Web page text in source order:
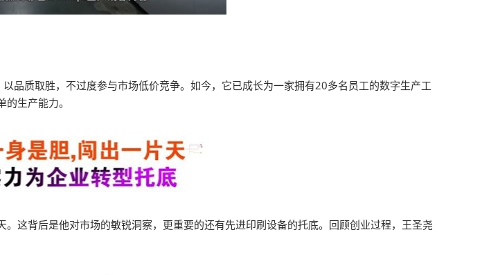
品质取胜，不过度参与市场低价竞争。如今，它已成长为一家拥有20多名员工的数字生产工
生产能力。
这背后是他对市场的敏锐洞察，更重要的还有先进印刷设备的托底。回顾创业过程，王圣尧